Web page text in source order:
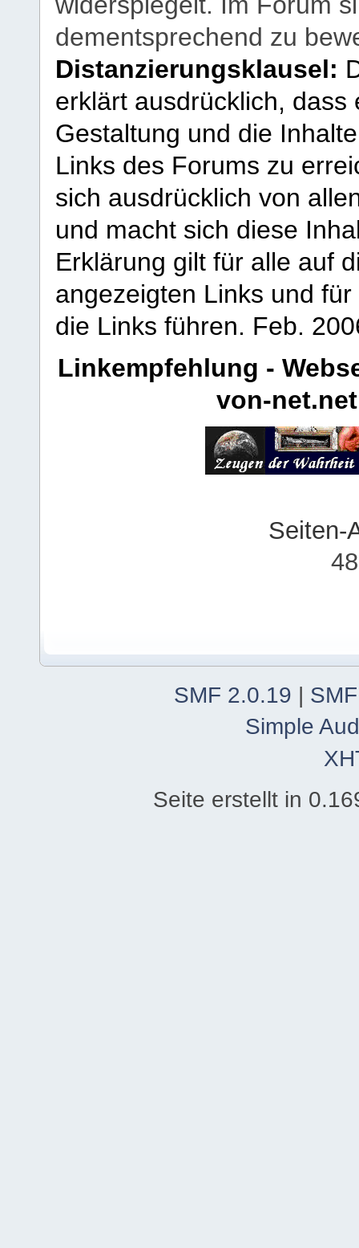
dementsprechend zu
Distanzierungsklausel:
erklärt ausdrücklich,
Gestaltung und die
Links des Forums zu
sich ausdrücklich von
und macht sich diese
Erklärung gilt für alle auf
angezeigten Links und
die Links führen. Feb.
Linkempfehlung -
von-net.net
Seiten-
SMF 2.0.19
Simple
Seite erstellt in